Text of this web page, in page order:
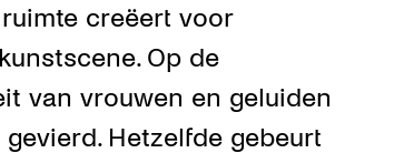
creëert voor
Op de
van vrouwen en geluiden
Hetzelfde gebeurt